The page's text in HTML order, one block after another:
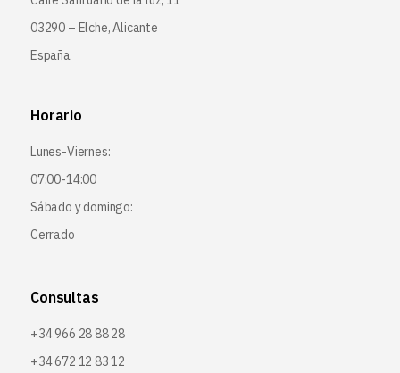
03290 – Elche, Alicante
España
Horario
Lunes-Viernes:
07:00-14:00
Sábado y domingo:
Cerrado
Consultas
+34 966 28 88 28
+34 672 12 83 12